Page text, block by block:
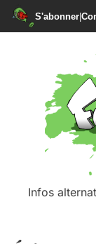
S'abonner|
Infos